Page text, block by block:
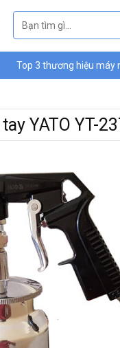
Top 3 thương hiệu máy
YATO YT-